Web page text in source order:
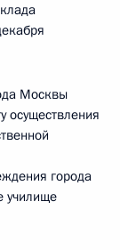
Москвы
осуществления
города
училище